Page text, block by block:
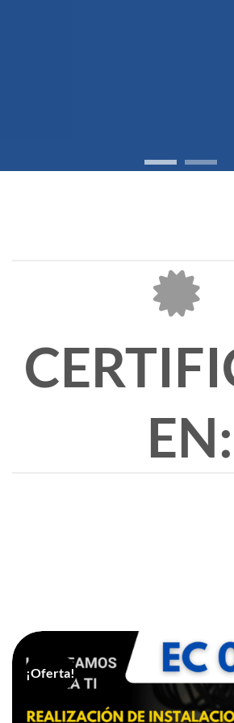
EN:
¡Oferta!